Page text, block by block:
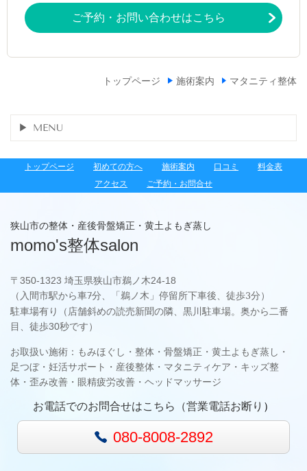
ご予約・お問い合わせはこちら
トップページ 施術案内 マタニティ整体
MENU
トップページ 初めての方へ 施術案内 口コミ
料金表
アクセス
ご予約・お問合せ
狭山市の整体・産後骨盤矯正・黄土よもぎ蒸し
momo's整体salon
〒 350-1323 埼玉県狭山市鵜ノ木24-18
（入間市駅から車7分、「鵜ノ木」停留所下車後、徒歩3分）
駐車場有り（店舗斜めの読売新聞の隣、黒川駐車場。奥から二番
目、徒歩30秒です）
お取扱い施術：もみほぐし・整体・骨盤矯正・黄土よもぎ蒸し・
足つぼ・妊活サポート・産後整体・マタニティケア・キッズ整
体・歪み改善・眼精疲労改善・ヘッドマッサージ
お電話でのお問合せはこちら（営業電話お断り ）
080-8008-2892